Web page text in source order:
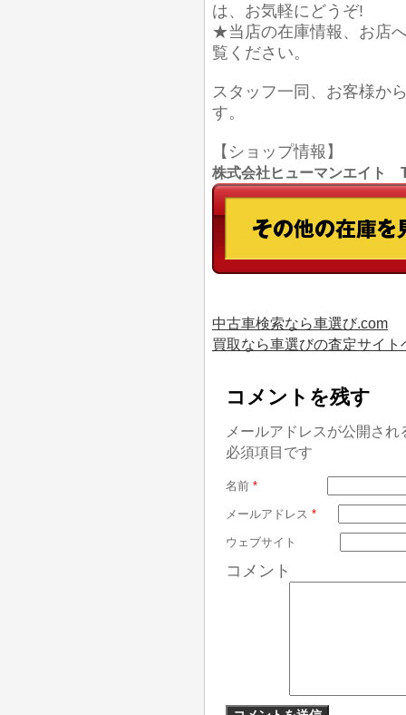
は、お気軽にどうぞ!
★当店の在庫情報、お店
覧ください。
スタッフ一同、お客様か
す。
【ショップ情報】
株式会社ヒューマンエイト
中古車検索なら車選び.com
買取なら車選びの査定サイト
コメントを残す
メールアドレスが公開さ
必須項目です
名前 *
メールアドレス *
ウェブサイト
コメント